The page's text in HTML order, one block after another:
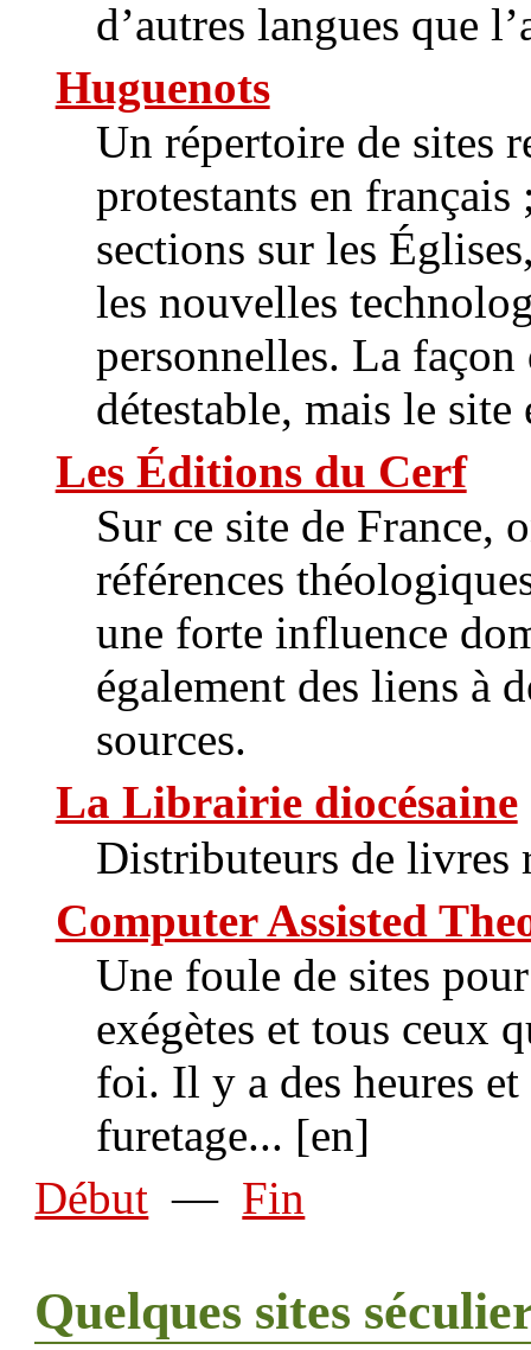
d’autres langues que
Huguenots
Un répertoire de sites
protestants en
sections sur les
les nouvelles
personnelles. La façon
détestable, mais le site
Les Éditions du Cerf
Sur ce site de France,
références
une forte influence
également des liens à
sources.
La Librairie diocésaine
Distributeurs de livres
Computer Assisted
Une foule de sites
exégètes et tous ceux
foi. Il y a des heures et
furetage... [en]
Début — Fin
Quelques sites